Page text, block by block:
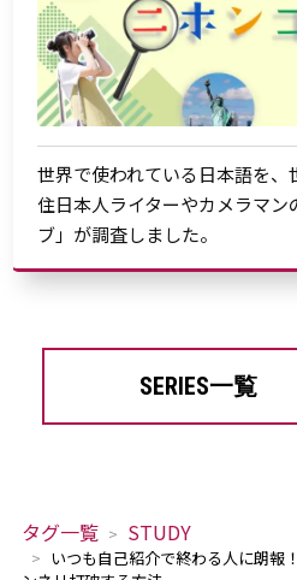
世界で使われている日本語を、
住日本人ライターやカメラマン
ブ」が調査しました。
SERIES一覧
タグ一覧 STUDY
いつも自己紹介で終わる人に朗報